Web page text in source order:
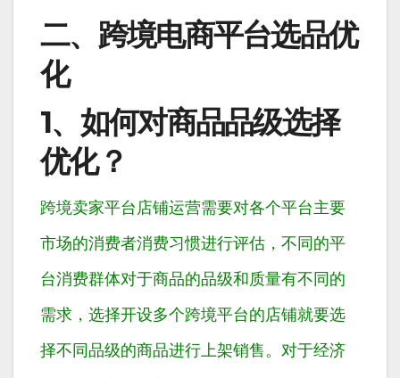
二、跨境电商平台选品优
化
1、如何对商品品级选择
优化？
跨境卖家平台店铺运营需要对各个平台主要
市场的消费者消费习惯进行评估，不同的平
台消费群体对于商品的品级和质量有不同的
需求，选择开设多个跨境平台的店铺就要选
择不同品级的商品进行上架销售。对于经济